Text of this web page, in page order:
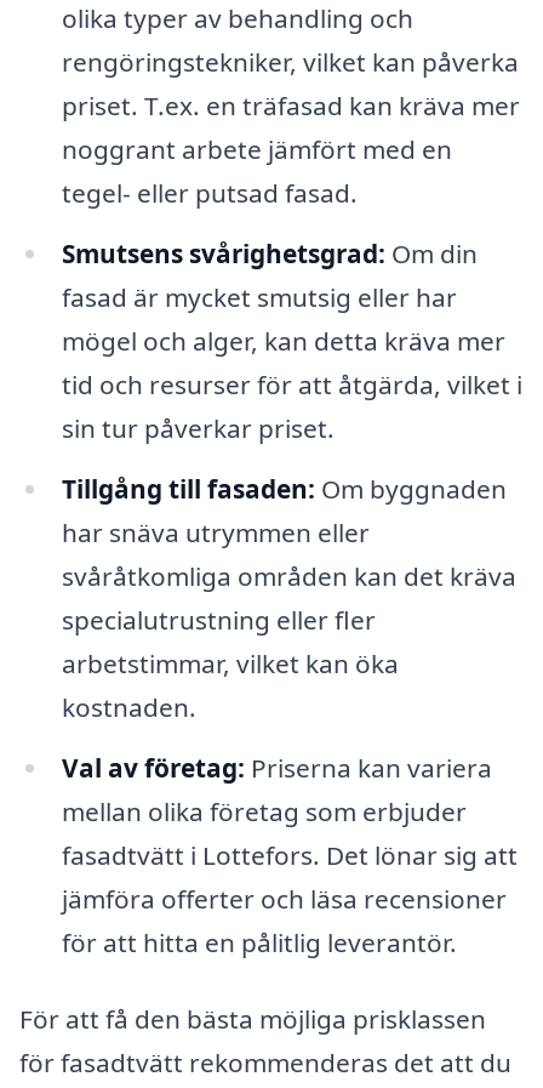
olika typer av behandling och
rengöringstekniker, vilket kan påverka
priset. T.ex. en träfasad kan kräva mer
noggrant arbete jämfört med en
tegel- eller putsad fasad.
Smutsens svårighetsgrad: Om din
fasad är mycket smutsig eller har
mögel och alger, kan detta kräva mer
tid och resurser för att åtgärda, vilket i
sin tur påverkar priset.
Tillgång till fasaden: Om byggnaden
har snäva utrymmen eller
svåråtkomliga områden kan det kräva
specialutrustning eller fler
arbetstimmar, vilket kan öka
kostnaden.
Val av företag: Priserna kan variera
mellan olika företag som erbjuder
fasadtvätt i Lottefors. Det lönar sig att
jämföra offerter och läsa recensioner
för att hitta en pålitlig leverantör.
För att få den bästa möjliga prisklassen
för fasadtvätt rekommenderas det att du